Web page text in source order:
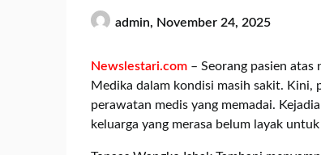
admin, November 24, 2025
Newslestari.com – Seorang pasien atas
Medika dalam kondisi masih sakit.
perawatan medis yang memadai.
keluarga yang merasa belum layak